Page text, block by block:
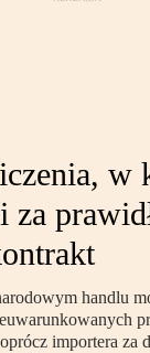
w
za
handlu
importera za